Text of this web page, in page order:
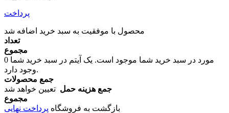
پرداخت
محصول با موفقیت به سبد خرید اضافه شد
تعداد
مجموع
0
مورد در سبد خرید شما موجود است. یک آیتم در سبد خرید شما
وجود دارد.
جمع محصولات
جمع هزینه حمل تعیین خواهد شد
مجموع
بازگشت به فروشگاه پرداخت نهایی